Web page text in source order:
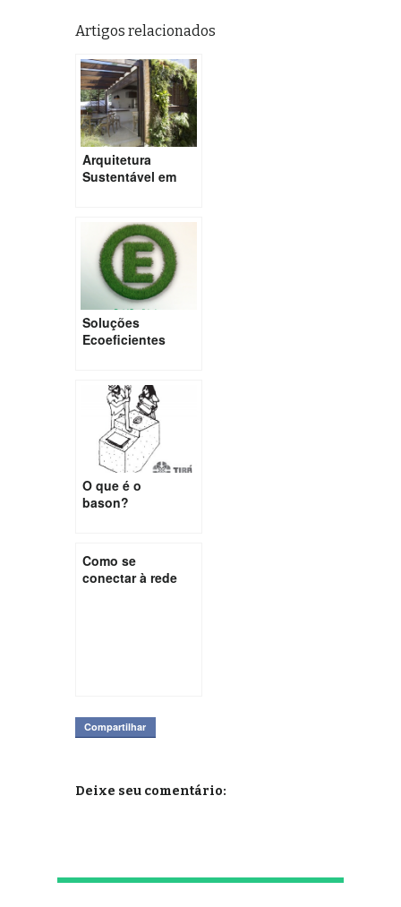
Artigos relacionados
Arquitetura
Sustentável em
Soluções
Ecoeficientes
O que é o
bason?
Como se
conectar à rede
Compartilhar
Deixe seu comentário: